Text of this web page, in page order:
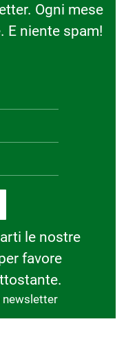
Ogni mese
E niente spam!
le nostre
favore
newsletter